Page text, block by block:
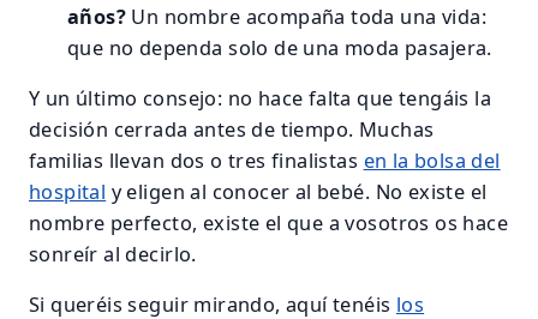
años? Un nombre acompaña toda una vida:
que no dependa solo de una moda pasajera.
Y un último consejo: no hace falta que tengáis la
decisión cerrada antes de tiempo. Muchas
familias llevan dos o tres finalistas en la bolsa del
hospital y eligen al conocer al bebé. No existe el
nombre perfecto, existe el que a vosotros os hace
sonreír al decirlo.
Si queréis seguir mirando, aquí tenéis los